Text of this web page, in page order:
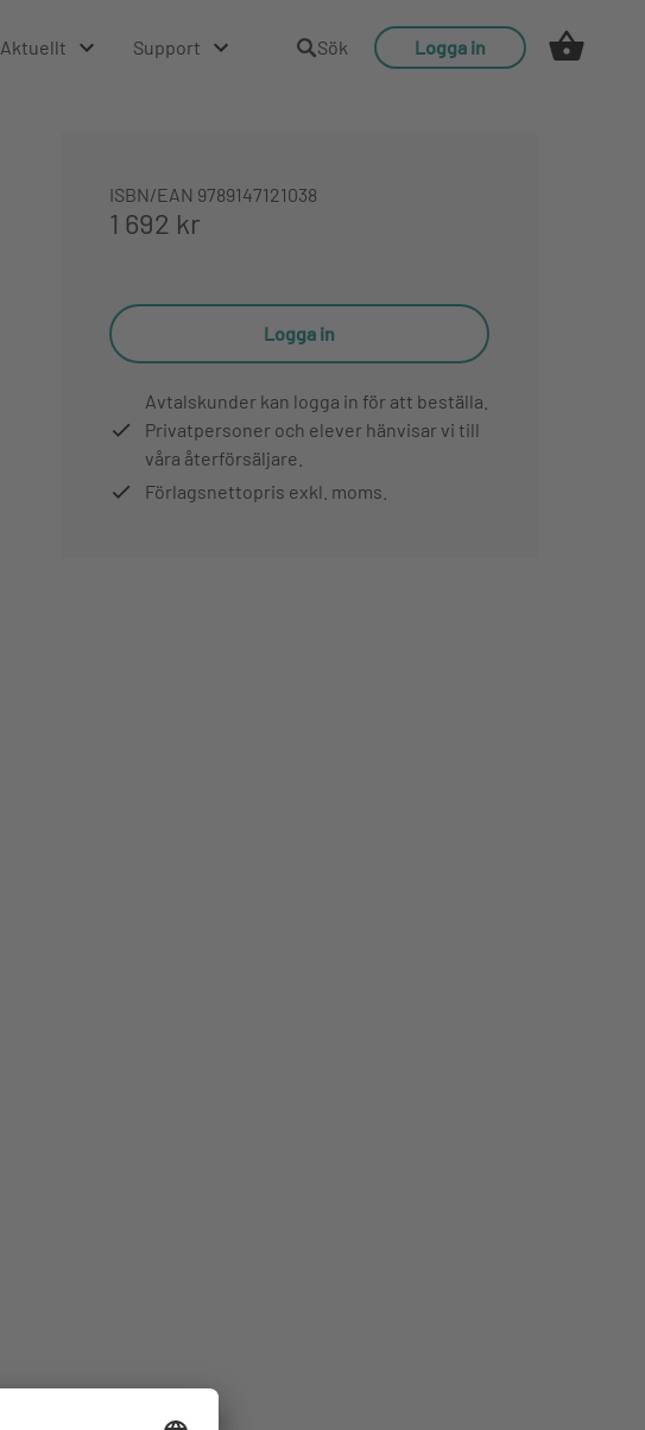
Aktuellt Support Sök Logga in
ISBN/EAN 9789147121038
1 692 kr
Logga in
Avtalskunder kan logga in för att beställa.
Privatpersoner och elever hänvisar vi till
våra återförsäljare.
Förlagsnettopris exkl. moms.